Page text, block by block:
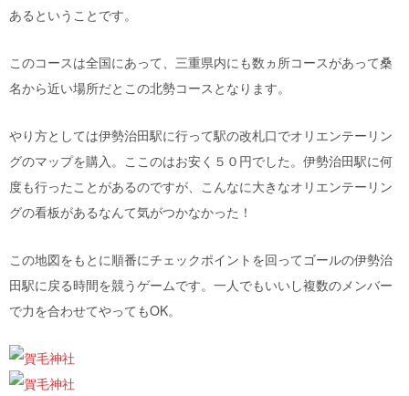
あるということです。
このコースは全国にあって、三重県内にも数ヵ所コースがあって桑
名から近い場所だとこの北勢コースとなります。
やり方としては伊勢治田駅に行って駅の改札口でオリエンテーリン
グのマップを購入。ここのはお安く５０円でした。伊勢治田駅に何
度も行ったことがあるのですが、こんなに大きなオリエンテーリン
グの看板があるなんて気がつかなかった！
この地図をもとに順番にチェックポイントを回ってゴールの伊勢治
田駅に戻る時間を競うゲームです。一人でもいいし複数のメンバー
で力を合わせてやってもOK。